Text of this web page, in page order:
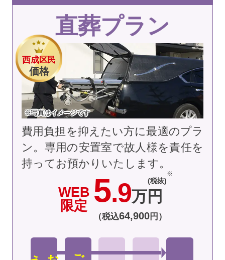
西成区民
価格
※写真はイメージです
直葬プラン
WEB
限定 5.9万円
(税抜)
（税込64,900円）
お
迎
え ご安置
費用負担を抑えたい方に最適のプラ
ン。専用の安置室で故人様を責任を
持ってお預かりいたします。